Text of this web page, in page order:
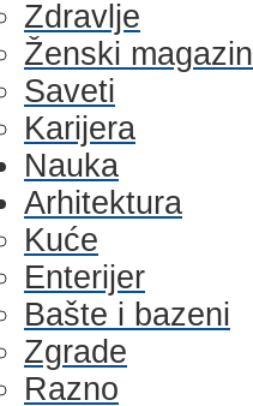
Zdravlje
Ženski magazin
Saveti
Karijera
Nauka
Arhitektura
Kuće
Enterijer
Bašte i bazeni
Zgrade
Razno